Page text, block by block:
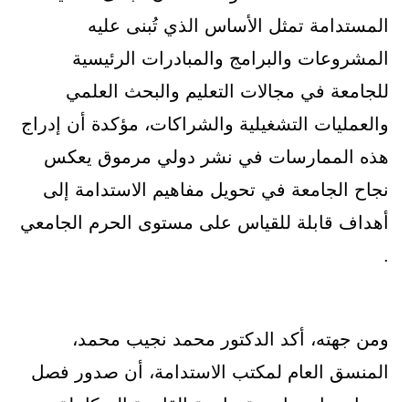
المستدامة تمثل الأساس الذي تُبنى عليه
المشروعات والبرامج والمبادرات الرئيسية
للجامعة في مجالات التعليم والبحث العلمي
والعمليات التشغيلية والشراكات، مؤكدة أن إدراج
هذه الممارسات في نشر دولي مرموق يعكس
نجاح الجامعة في تحويل مفاهيم الاستدامة إلى
أهداف قابلة للقياس على مستوى الحرم الجامعي
.
ومن جهته، أكد الدكتور محمد نجيب محمد،
المنسق العام لمكتب الاستدامة، أن صدور فصل